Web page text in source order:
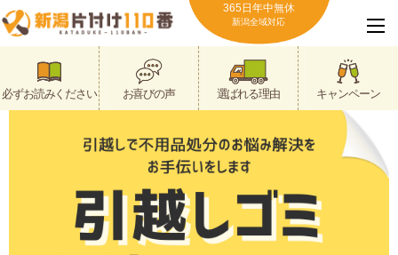
365日年中無休
新潟全域対応
必ずお読みください お喜びの声 選ばれる理由 キャンペーン